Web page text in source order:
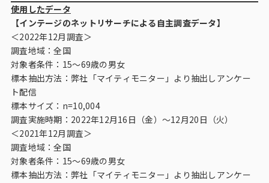
使用したデータ
【インテージのネットリサーチによる自主調査データ】
＜2022年12月調査＞
調査地域：全国
対象者条件：15～69歳の男女
標本抽出方法：弊社「マイティモニター」より抽出しアンケー
ト配信
標本サイズ：n=10,004
調査実施時期：2022年12月16日（金）～12月20日（火）
＜2021年12月調査＞
調査地域：全国
対象者条件：15～69歳の男女
標本抽出方法：弊社「マイティモニター」より抽出しアンケー